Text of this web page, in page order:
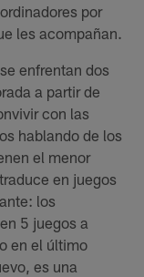
por
les acompañan.
enfrentan dos
a partir de
con las
hablando de los
el menor
en juegos
los
5 juegos a
en el último
es una